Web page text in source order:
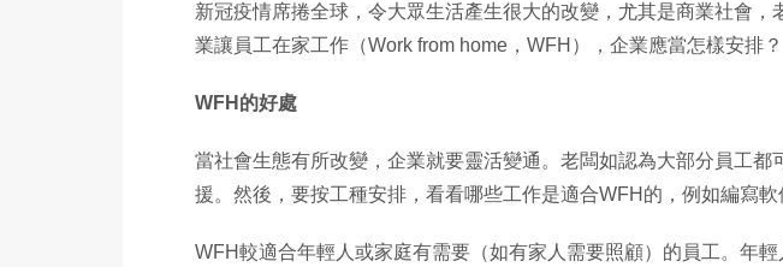
新冠疫情席捲全球，令大眾生活產生很大的改變，尤其是商業社會
業讓員工在家工作（Work from home，WFH），企業應當怎樣安排？
WFH的好處
當社會生態有所改變，企業就要靈活變通。老闆如認為大部分員工
援。然後，要按工種安排，看看哪些工作是適合WFH的，例如編寫軟
WFH較適合年輕人或家庭有需要（如有家人需要照顧）的員工。年